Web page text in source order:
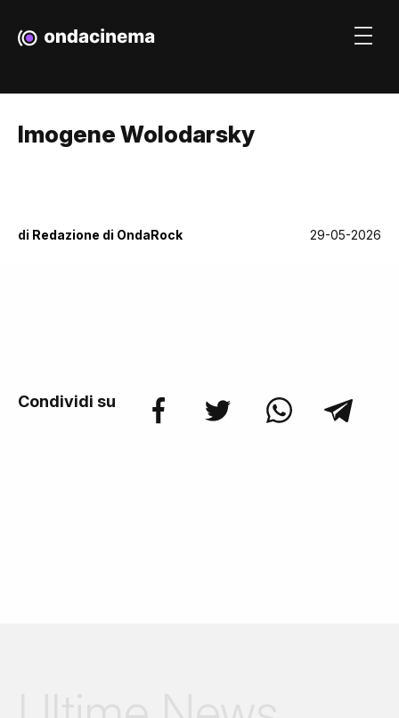
Imogene Wolodarsky
di Redazione di OndaRock 29-05-2026
Condividi su